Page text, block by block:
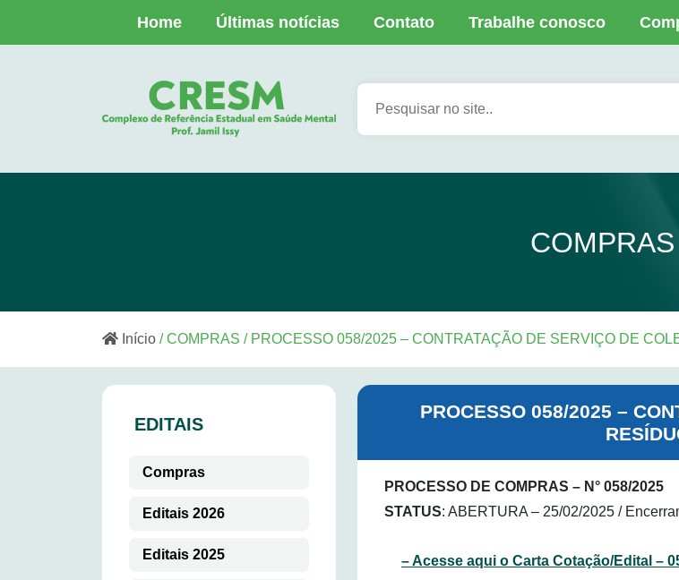
Home Últimas notícias Contato Trabalhe conosco
COMPRAS
Início / COMPRAS / PROCESSO 058/2025 – CONTRATAÇÃO DE SERVIÇO DE
EDITAIS
Compras
Editais 2026
Editais 2025
PROCESSO 058/2025 –
PROCESSO DE COMPRAS – N° 058/2025
STATUS: ABERTURA – 25/02/2025 /
– Acesse aqui o Carta Cotação/Edital –